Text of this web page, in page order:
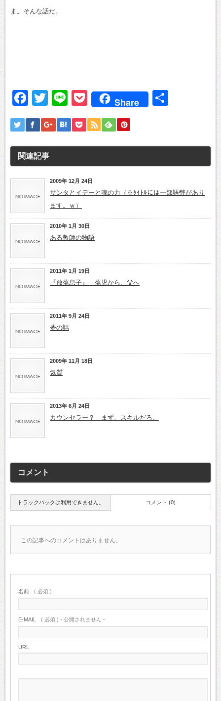
ま。そんな話だ。
Facebook
Twitter
LinePocket
Share
関連記事
2009年 12月 24日
サンタとイデーと魂の力（※ﾀｲﾄﾙには一部語弊があり
ます。ｗ）
2010年 1月 30日
ある教師の物語
2011年 1月 19日
『放蕩息子』―蕩児から、父へ
2011年 9月 24日
夢の話
2009年 11月 18日
気質
2013年 6月 24日
カウンセラー？ まず、スキルだろ。
コメント
トラックバックは利用できません。 コメント (0)
この記事へのコメントはありません。
名前 ( 必須 )
E-MAIL ( 必須 ) - 公開されません -
URL